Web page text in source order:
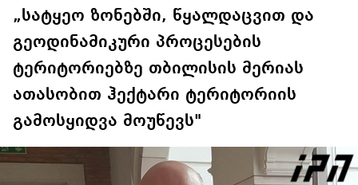
„სატყეო ზონებში, წყალდაცვით და
გეოდინამიკური პროცესების
ტერიტორიებზე თბილისის მერიას
ათასობით ჰექტარი ტერიტორიის
გამოსყიდვა მოუწევს"